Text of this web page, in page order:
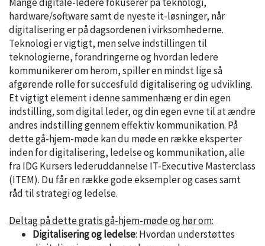
hardware/software samt de nyeste it-løsninger, når
digitalisering er på dagsordenen i virksomhederne.
Teknologi er vigtigt, men selve indstillingen til
teknologierne, forandringerne og hvordan ledere
kommunikerer om herom, spiller en mindst lige så
afgørende rolle for succesfuld digitalisering og udvikling.
Et vigtigt element i denne sammenhæng er din egen
indstilling,som digital leder, og din egen evne til at ændre
andres indstilling gennem effektiv kommunikation. På
dette gå-hjem-møde kan du møde en række eksperter
inden for digitalisering, ledelse og kommunikation, alle
fra IDG Kursers lederuddannelse IT-Executive Masterclass
(ITEM). Du får en række gode eksempler og cases samt
råd til strategi og ledelse.
Deltag på dette gratis gå-hjem-møde og hør om:
Digitalisering og ledelse: Hvordan understøttes